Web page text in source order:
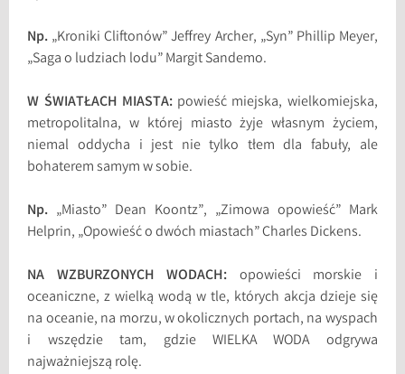
Np. „Kroniki Cliftonów” Jeffrey Archer, „Syn” Phillip Meyer,
„Saga o ludziach lodu” Margit Sandemo.
W ŚWIATŁACH MIASTA:powieść miejska, wielkomiejska,
metropolitalna, w której miasto żyje własnym życiem,
niemal oddycha i jest nie tylko tłem dla fabuły, ale
bohaterem samym w sobie.
Np. „Miasto” Dean Koontz”, „Zimowa opowieść” Mark
Helprin, „Opowieść o dwóch miastach” Charles Dickens.
NA WZBURZONYCH WODACH: opowieści morskie i
oceaniczne, z wielką wodą w tle, których akcja dzieje się
na oceanie, na morzu, w okolicznych portach, na wyspach
i wszędzie tam, gdzie WIELKA WODA odgrywa
najważniejszą rolę.